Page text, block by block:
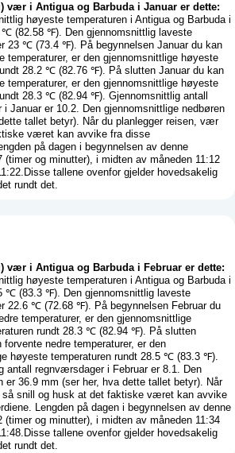
vær i Antigua og Barbuda i Januar er dette:
høyeste temperaturen i Antigua og Barbuda i
℃ (82.58 ℉). Den gjennomsnittlig laveste
23 ℃ (73.4 ℉). På begynnelsen Januar du kan
temperaturer, er den gjennomsnittlige høyeste
28.2 ℃ (82.76 ℉). På slutten Januar du kan
temperaturer, er den gjennomsnittlige høyeste
28.3 ℃ (82.94 ℉). Gjennomsnittlig antall
Januar er 10.2. Den gjennomsnittlige nedbøren
tallet betyr). Når du planlegger reisen, vær
været kan avvike fra disse
på dagen i begynnelsen av denne
(timer og minutter), i midten av måneden 11:12
tallene ovenfor gjelder hovedsakelig
rundt det.
vær i Antigua og Barbuda i Februar er dette:
høyeste temperaturen i Antigua og Barbuda i
℃ (83.3 ℉). Den gjennomsnittlig laveste
22.6 ℃ (72.68 ℉). På begynnelsen Februar du
temperaturer, er den gjennomsnittlige
rundt 28.3 ℃ (82.94 ℉). På slutten
forvente nedre temperaturer, er den
høyeste temperaturen rundt 28.5 ℃ (83.3 ℉).
antall regnværsdager i Februar er 8.1. Den
er 36.9 mm (ser her, hva dette tallet betyr). Når
snill og husk at det faktiske været kan avvike
Lengden på dagen i begynnelsen av denne
(timer og minutter), i midten av måneden 11:34
tallene ovenfor gjelder hovedsakelig
rundt det.